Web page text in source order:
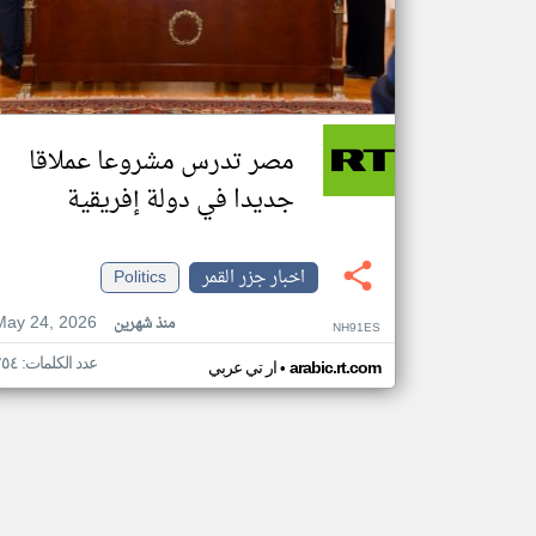
مصر تدرس مشروعا عملاقا
جديدا في دولة إفريقية
اخبار جزر القمر
Politics
24, 2026
منذ شهرين NH91ES
ار تي عربي• arabic.rt.com عدد الكلمات: ٢٥٤